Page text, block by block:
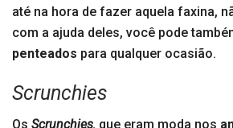
até na hora de fazer aquela faxina,
com a ajuda deles, você pode
penteados para qualquer ocasião.
Scrunchies
Os Scrunchies, que eram moda nos